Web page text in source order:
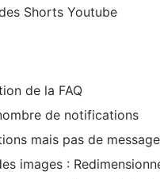
Shorts Youtube
de la FAQ
de notifications
mais pas de
images :